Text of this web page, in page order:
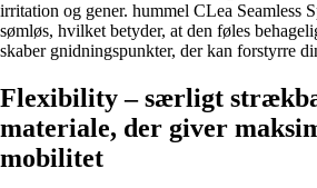
irritation og gener. hummel CLea Seamless
sømløs, hvilket betyder, at den føles
skaber gnidningspunkter, der kan forstyrre
Flexibility – særligt
materiale, der giver
mobilitet